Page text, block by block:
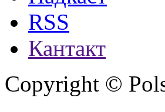
RSS
Кантакт
Copyright ©